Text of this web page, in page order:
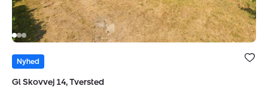
Bolig er
under dine
Nyhed
Gl Skovvej 14, Tversted